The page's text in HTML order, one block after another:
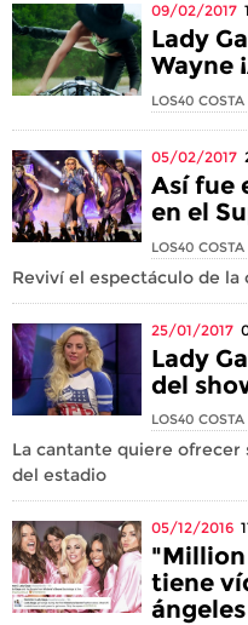
09/02/2017
Lady
Wayne
LOS40 COSTA
05/02/2017
Así fue
en el
LOS40 COSTA
Reviví el espectáculo de
25/01/2017
Lady
del
LOS40 COSTA
La cantante quiere
del estadio
05/12/2016
"Million
tiene
ángeles